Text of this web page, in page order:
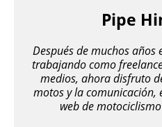
Pipe
Después de muchos años
trabajando como
medios, ahora disfruto
motos y la
web de